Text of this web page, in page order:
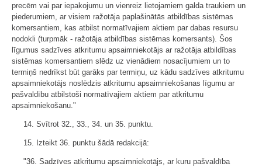
precēm vai par iepakojumu un vienreiz lietojamiem galda traukiem un
piederumiem, ar visiem ražotāja paplašinātās atbildības sistēmas
komersantiem, kas atbilst normatīvajiem aktiem par dabas resursu
nodokli (turpmāk - ražotāja atbildības sistēmas komersants). Šos
līgumus sadzīves atkritumu apsaimniekotājs ar ražotāja atbildības
sistēmas komersantiem slēdz uz vienādiem nosacījumiem un to
termiņš nedrīkst būt garāks par termiņu, uz kādu sadzīves atkritumu
apsaimniekotājs noslēdzis atkritumu apsaimniekošanas līgumu ar
pašvaldību atbilstoši normatīvajiem aktiem par atkritumu
apsaimniekošanu."
14. Svītrot 32., 33., 34. un 35. punktu.
15. Izteikt 36. punktu šādā redakcijā:
"36. Sadzīves atkritumu apsaimniekotājs, ar kuru pašvaldība